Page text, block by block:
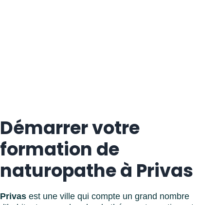
Démarrer votre
formation de
naturopathe à Privas
Privas est une ville qui compte un grand nombre